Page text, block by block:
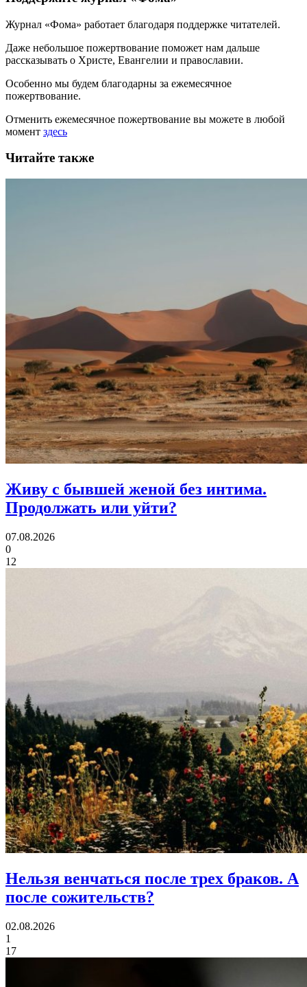
Журнал «Фома» работает благодаря поддержке читателей.
Даже небольшое пожертвование поможет нам дальше
рассказывать о Христе, Евангелии и православии.
Особенно мы будем благодарны за ежемесячное
пожертвование.
Отменить ежемесячное пожертвование вы можете в любой
момент здесь
Читайте также
Живу с бывшей женой без интима.
Продолжать или уйти?
07.08.2026
0
12
Нельзя венчаться после трех браков. А
после сожительств?
02.08.2026
1
17